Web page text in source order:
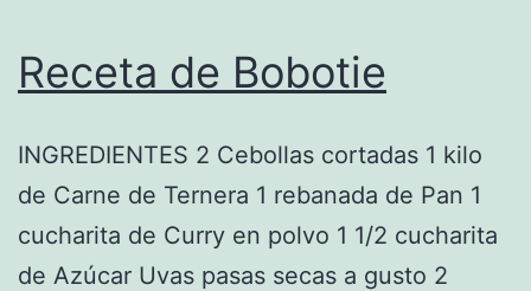
Receta de Bobotie
INGREDIENTES 2 Cebollas cortadas 1 kilo
de Carne de Ternera 1 rebanada de Pan 1
cucharita de Curry en polvo 1 1/2 cucharita
de Azúcar Uvas pasas secas a gusto 2